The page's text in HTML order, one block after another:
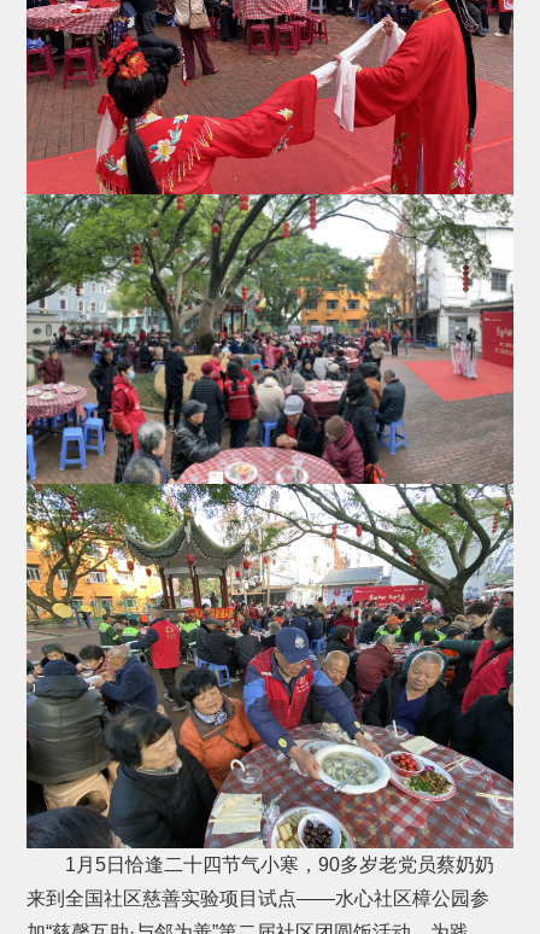
1月5日恰逢二十四节气小寒，90多岁老党员蔡奶奶
来到全国社区慈善实验项目试点——水心社区樟公园参